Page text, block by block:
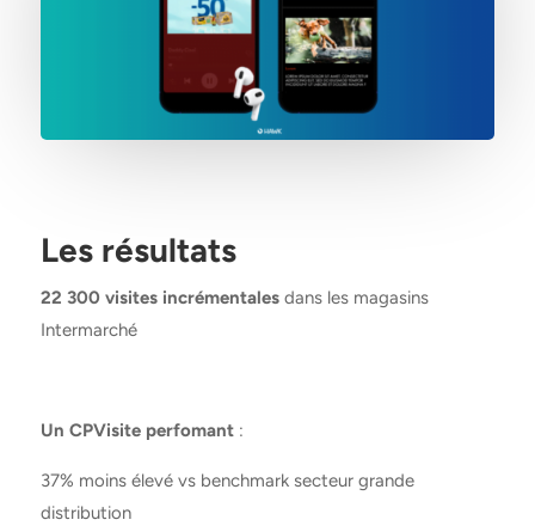
Les résultats
22 300 visites incrémentalesdans les magasins
Intermarché
Un CPVisite perfomant:
37% moins élevé vs benchmark secteur grande
distribution